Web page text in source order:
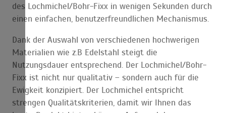
des Lochmichel/Bohr-Fixx in wenigen Sekunden durch
einen einfachen, benutzerfreundlichen Mechanismus.
Dank der Auswahl von verschiedenen hochwerigen
Materialien wie z.B Edelstahl steigt die
Nutzungsdauer entsprechend. Der Lochmichel/Bohr-
Fixx ist nicht nur qualitativ – sondern auch für die
Ewigkeit konzipiert. Der Lochmichel entspricht
strengen Qualitätskriterien, damit wir Ihnen das